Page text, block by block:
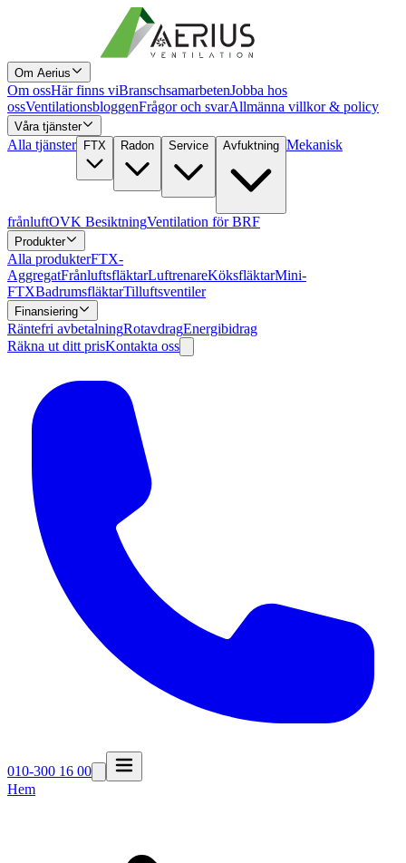
Om Aerius
Om ossHär finns viBranschsamarbetenJobba hos
ossVentilationsbloggenFrågor och svarAllmänna villkor & policy
Våra tjänster
Alla tjänster FTX Radon Service Avfuktning Mekanisk
frånluftOVK BesiktningVentilation för BRF
Produkter
Alla produkterFTX-
AggregatFrånluftsfläktarLuftrenareKöksfläktarMini-
FTXBadrumsfläktarTilluftsventiler
Finansiering
Räntefri avbetalningRotavdragEnergibidrag
Räkna ut ditt prisKontakta oss
010-300 16 00
Hem